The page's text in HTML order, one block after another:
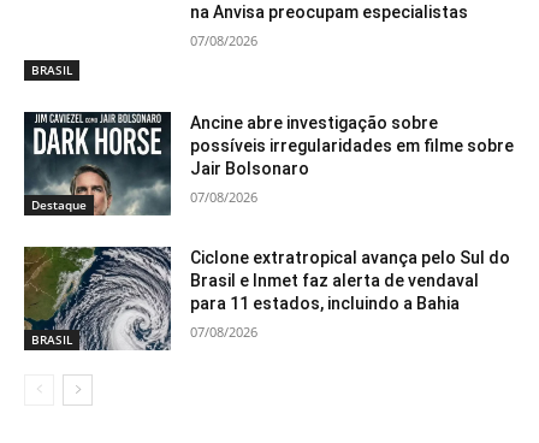
BRASIL
na Anvisa preocupam especialistas
07/08/2026
Destaque
Ancine abre investigação sobre
possíveis irregularidades em filme sobre
Jair Bolsonaro
07/08/2026
BRASIL
Ciclone extratropical avança pelo Sul do
Brasil e Inmet faz alerta de vendaval
para 11 estados, incluindo a Bahia
07/08/2026